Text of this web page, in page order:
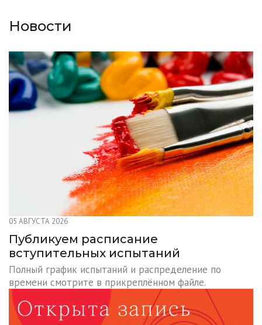
Новости
05 АВГУСТА 2026
Публикуем расписание
вступительных испытаний
Полный график испытаний и распределение по
времени смотрите в прикреплённом файле.